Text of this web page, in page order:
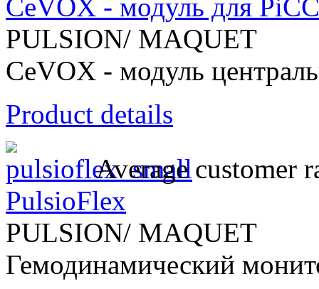
CeVOX - модуль для
PULSION/ MAQUET
CeVOX - модуль
Product details
Average customer
PulsioFlex
PULSION/ MAQUET
Гемодинамический